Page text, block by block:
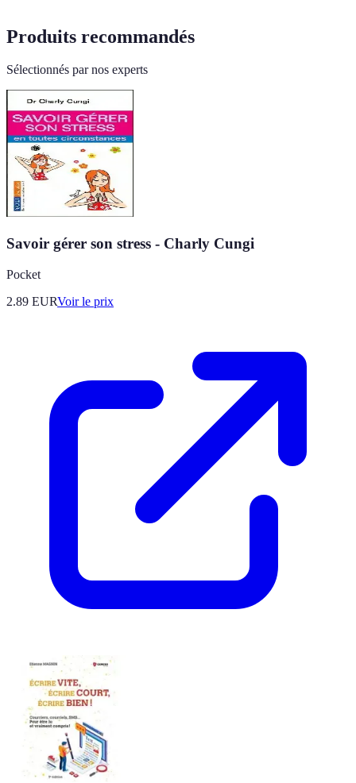
Produits recommandés
Sélectionnés par nos experts
Savoir gérer son stress - Charly Cungi
Pocket
2.89 EURVoir le prix